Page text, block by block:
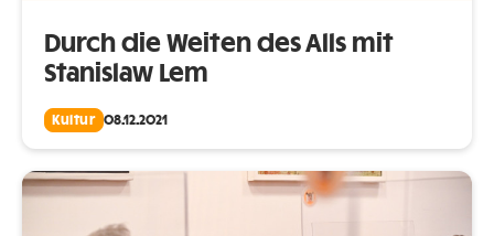
Durch die Weiten des Alls mit
Stanislaw Lem
Kultur 08.12.2021